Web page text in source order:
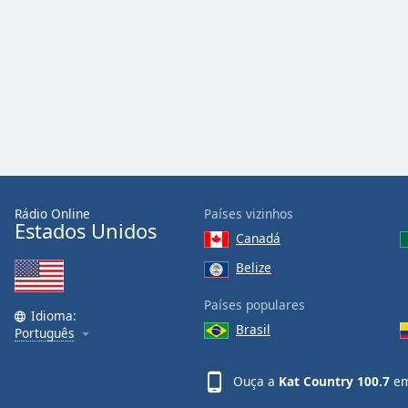
window.
dialog
window.
Escape
will
Rádio Online
Estados Unidos
Idioma:
Português
Países vizinhos
Canadá
Belize
Países populares
Brasil
Ouça a Kat Country 100.7